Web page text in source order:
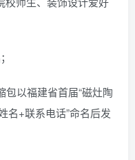
以福建省首届“磁灶陶
名+联系电话”命名后发